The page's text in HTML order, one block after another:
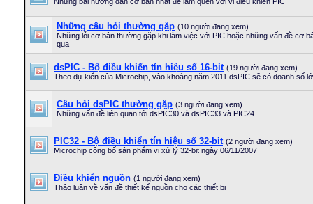
Những câu hỏi thường gặp (10 người đang xem)
Những lỗi cơ bản thường gặp khi làm việc với PIC hoặc những vấn đề cơ
qua
dsPIC - Bộ điều khiển tín hiệu số 16-bit (19 người đang xem)
Theo dự kiến của Microchip, vào khoảng năm 2011 dsPIC sẽ có doanh số
Câu hỏi dsPIC thường gặp (3 người đang xem)
Những vấn đề liên quan tới dsPIC30 và dsPIC33 và PIC24
PIC32 - Bộ điều khiển tín hiệu số 32-bit (2 người đang xem)
Microchip công bố sản phẩm vi xử lý 32-bit ngày 06/11/2007
Điều khiển nguồn (1 người đang xem)
Thảo luận về vấn đề thiết kế nguồn cho các thiết bị